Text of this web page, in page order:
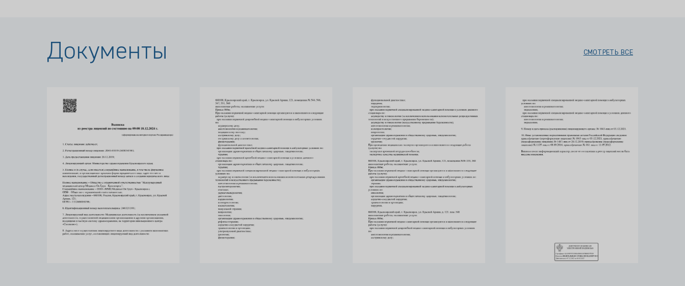
Документы СМОТРЕТЬ ВСЕ